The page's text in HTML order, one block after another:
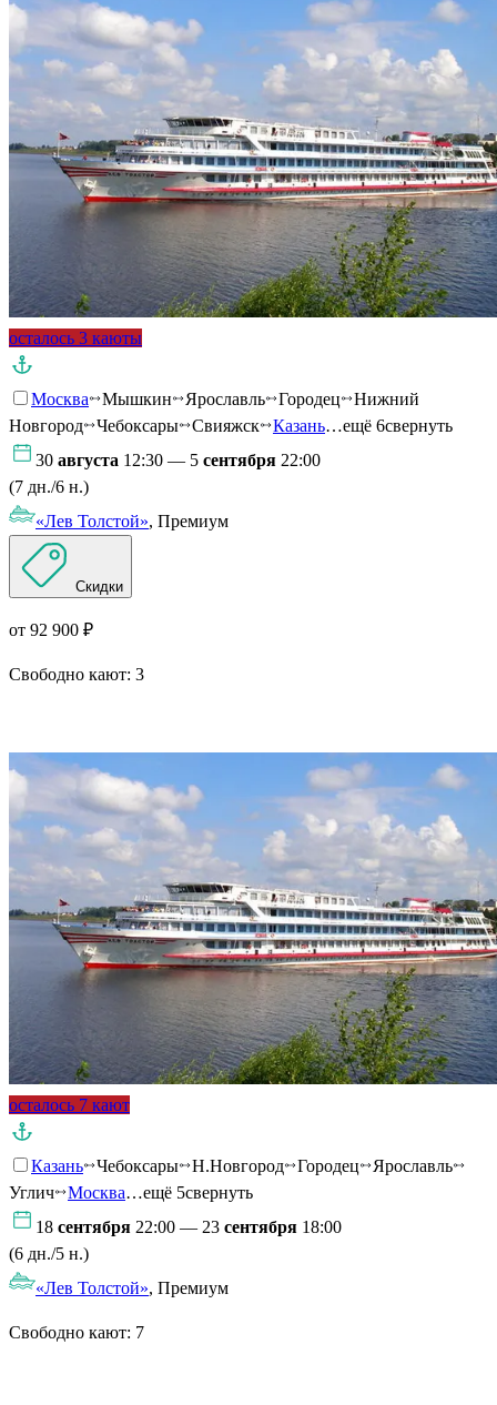
осталось 3 каюты
Москва Мышкин Ярославль Городец
Нижний
Новгород
Чебоксары Свияжск Казань…ещё 6свернуть
30 августа 12:30 — 5 сентября 22:00
(7 дн./6 н.)
«Лев Толстой», Премиум
Скидки
от 92 900 ₽
Свободно кают: 3
осталось 7 кают
Казань Чебоксары Н.Новгород Городец
Ярославль
Углич
Москва…ещё 5свернуть
18 сентября 22:00 — 23 сентября 18:00
(6 дн./5 н.)
«Лев Толстой», Премиум
Свободно кают: 7